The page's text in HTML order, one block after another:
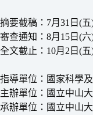
摘要截稿：7月31日(五
審查通知：8月15日(六
全文截止：10月2日(五
指導單位：國家科學
主辦單位：國立中山
承辦單位：國立中山